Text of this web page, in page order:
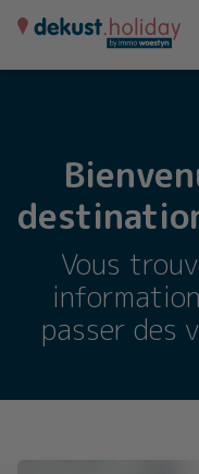
Vous
passer des